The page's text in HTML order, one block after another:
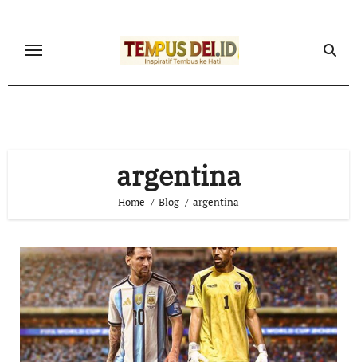
content
argentina
Home Blog argentina